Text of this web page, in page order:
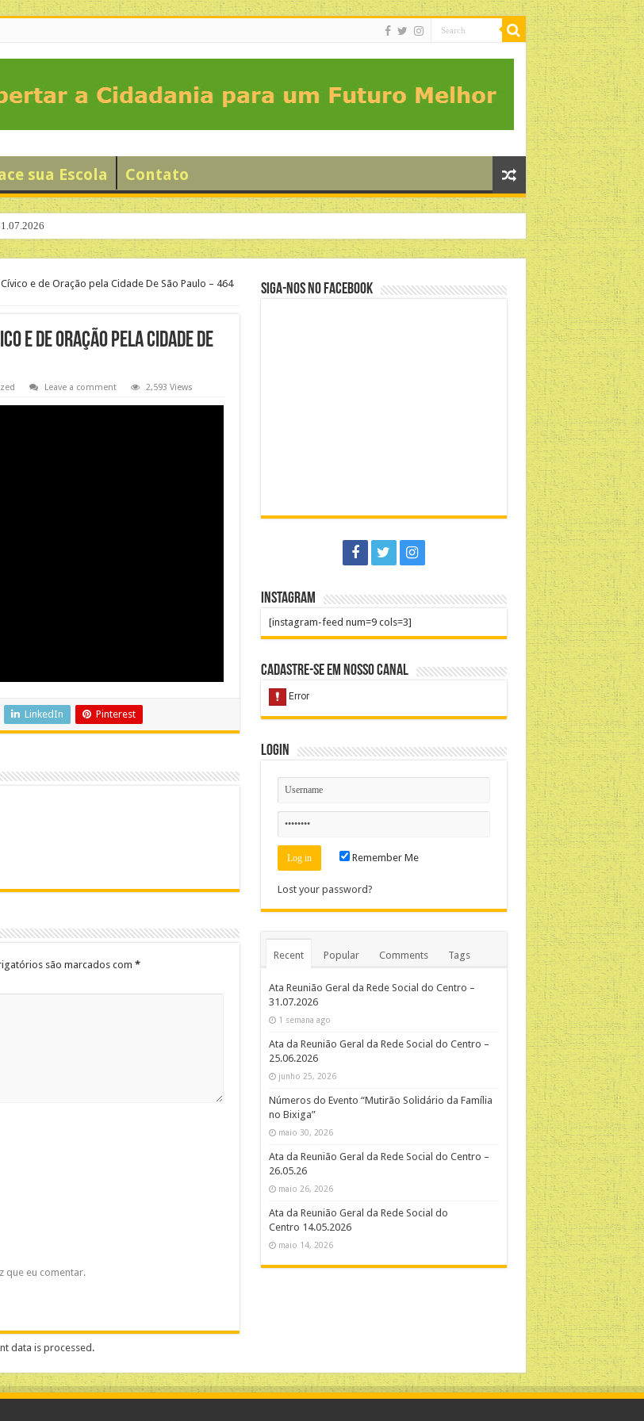
sua Escola Contato
e de Oração pela Cidade De São Paulo – 464
e de Oração pela Cidade De
Leave a comment 2,593 Views
LinkedIn Pinterest
são marcados com *
que eu comentar.
data is processed.
Siga-nos no Facebook
Instagram
[instagram-feed num=9 cols=3]
Cadastre-se em nosso Canal
Login
Remember Me
Lost your password?
Recent Popular Comments Tags
Ata Reunião Geral da Rede Social do Centro –
31.07.2026
1 semana ago
Ata da Reunião Geral da Rede Social do Centro –
25.06.2026
junho 25, 2026
Números do Evento “Mutirão Solidário da Família
no Bixiga”
maio 30, 2026
Ata da Reunião Geral da Rede Social do Centro –
26.05.26
maio 26, 2026
Ata da Reunião Geral da Rede Social do
Centro 14.05.2026
maio 14, 2026